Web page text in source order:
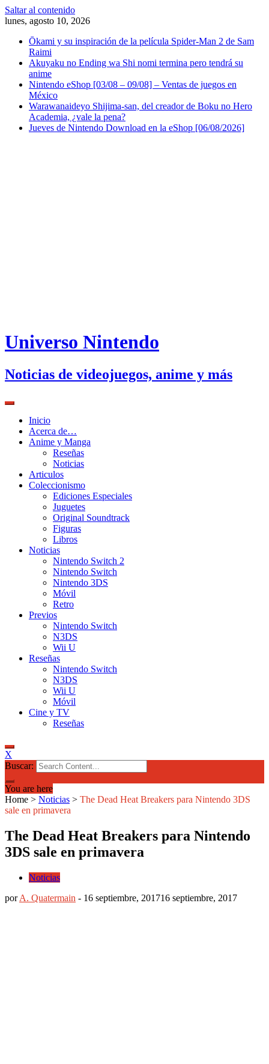
Saltar al contenido
lunes, agosto 10, 2026
Ōkami y su inspiración de la película Spider-Man 2 de Sam
Raimi
Akuyaku no Ending wa Shi nomi termina pero tendrá su
anime
Nintendo eShop [03/08 – 09/08] – Ventas de juegos en
México
Warawanaideyo Shijima-san, del creador de Boku no Hero
Academia, ¿vale la pena?
Jueves de Nintendo Download en la eShop [06/08/2026]
Universo Nintendo
Noticias de videojuegos, anime y más
Inicio
Acerca de…
Anime y Manga
Reseñas
Noticias
Articulos
Coleccionismo
Ediciones Especiales
Juguetes
Original Soundtrack
Figuras
Libros
Noticias
Nintendo Switch 2
Nintendo Switch
Nintendo 3DS
Móvil
Retro
Previos
Nintendo Switch
N3DS
Wii U
Reseñas
Nintendo Switch
N3DS
Wii U
Móvil
Cine y TV
Reseñas
X
Buscar:
You are here
Home > Noticias > The Dead Heat Breakers para Nintendo 3DS
sale en primavera
The Dead Heat Breakers para Nintendo
3DS sale en primavera
Noticias
porA. Quatermain - 16 septiembre, 201716 septiembre, 2017